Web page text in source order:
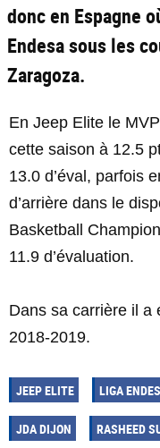
donc en Espagne
Endesa sous les
Zaragoza.
En Jeep Elite le
cette saison à 12.5
13.0 d’éval, parfois
d’arrière dans le
Basketball
11.9 d’évaluation.
Dans sa carrière il a
2018-2019.
JEEP ELITE LIGA
JDA DIJON RASHEED